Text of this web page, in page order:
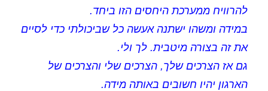
להרוויח ממערכת היחסים הזו ביחד.
במידה ומשהו ישתנה אעשה כל שביכולתי כדי לסיים
את זה בצורה מיטבית. לך ולי.
גם אז הצרכים שלך, הצרכים שלי והצרכים של
הארגון יהיו חשובים באותה מידה.